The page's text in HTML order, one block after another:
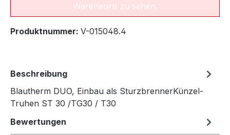
Warenkorb zu sehen.
Produktnummer: V-015048.4
Beschreibung
Blautherm DUO, Einbau als SturzbrennerKünzel-
Truhen ST 30 /TG30 / T30
Bewertungen